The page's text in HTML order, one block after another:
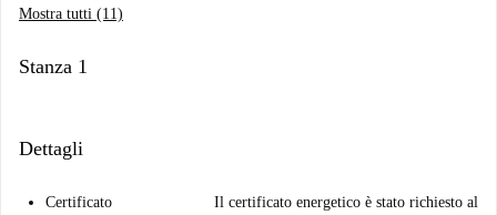
Mostra tutti (11)
Stanza 1
Dettagli
Certificato
Il certificato energetico è stato richiesto al